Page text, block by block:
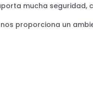
mucha
proporciona un